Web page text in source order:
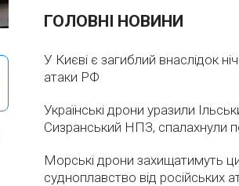
ГОЛОВНІ НОВИНИ
У Києві є загиблий внаслідок
атаки РФ
Українські дрони уразили
Сизранський НПЗ, спалахнули
Морські дрони захищатимуть
судноплавство від російських